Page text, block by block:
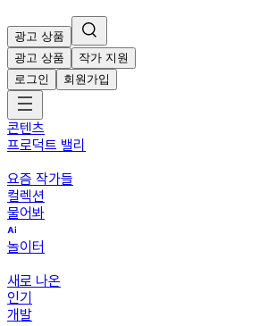
광고 상품
광고 상품
작가 지원
로그인
회원가입
콘텐츠
프로덕트 밸리
요즘 작가들
컬렉션
물어봐
놀이터
새로 나온
인기
개발